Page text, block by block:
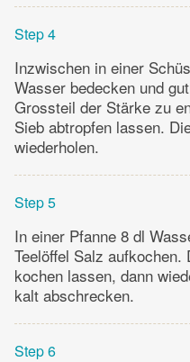
Step 4
Inzwischen in einer
Wasser bedecken und
Grossteil der Stärke zu
Sieb abtropfen lassen.
wiederholen.
Step 5
In einer Pfanne 8 dl
Teelöffel Salz
kochen lassen, dann
kalt abschrecken.
Step 6